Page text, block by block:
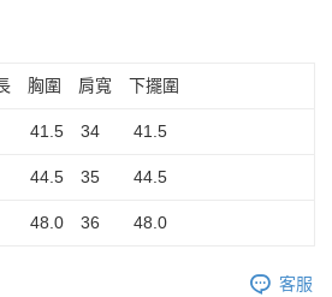
胸圍 肩寬 下擺圍
41.5 34 41.5
44.5 35 44.5
48.0 36 48.0
客服